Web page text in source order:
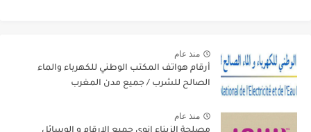
منذ عام
أرقام هواتف المكتب الوطني للكهرباء والماء
الصالح للشرب / جميع مدن المغرب
منذ عام